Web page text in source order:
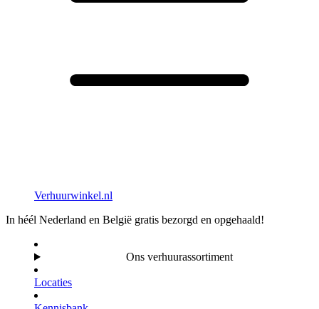
Verhuurwinkel.nl
In héél Nederland en België gratis bezorgd en opgehaald!
Ons verhuurassortiment
Locaties